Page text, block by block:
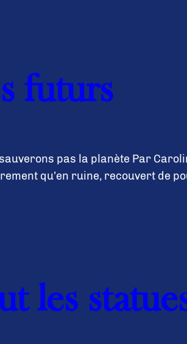
futurs
pas la planète Par
qu’en ruine, recouvert de
les